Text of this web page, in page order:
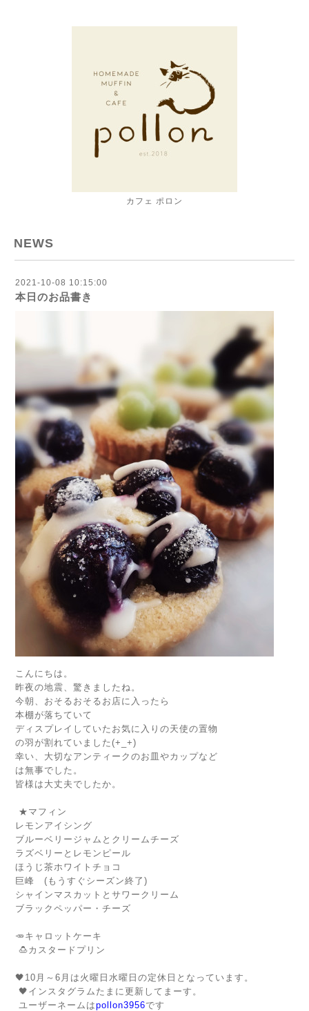
カフェ ポロン
NEWS
2021-10-08 10:15:00
本日のお品書き
こんにちは。
昨夜の地震、驚きましたね。
今朝、おそるおそるお店に入ったら
本棚が落ちていて
ディスプレイしていたお気に入りの天使の置物
の羽が割れていました(+_+)
幸い、大切なアンティークのお皿やカップなど
は無事でした。
皆様は大丈夫でしたか。
★マフィン
レモンアイシング
ブルーベリージャムとクリームチーズ
ラズベリーとレモンピール
ほうじ茶ホワイトチョコ
巨峰 (もうすぐシーズン終了)
シャインマスカットとサワークリーム
ブラックペッパー・チーズ
🥕キャロットケーキ
🍮カスタードプリン
🖤10月～6月は火曜日水曜日の定休日となっています。
🖤インスタグラムたまに更新してまーす。
ユーザーネームはpollon3956です